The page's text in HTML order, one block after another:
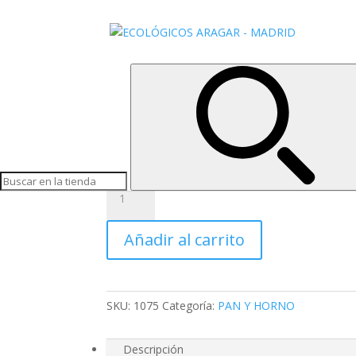
TORTITAS DE MAIZ
Tortitas de maiz ecológicas sin sal
TORTITAS
MAIZ
SAL
cantidad
Añadir al carrito
SKU: 1075 Categoría: PAN Y HORNO
Descripción